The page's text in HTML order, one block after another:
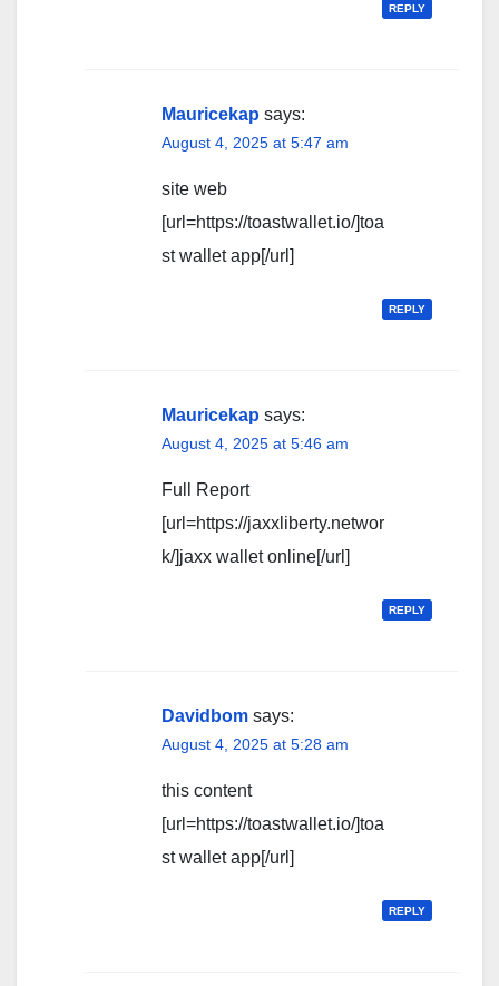
REPLY
Mauricekap says:
August 4, 2025 at 5:47 am
site web
[url=https://toastwallet.io/]toa
st wallet app[/url]
REPLY
Mauricekap says:
August 4, 2025 at 5:46 am
Full Report
[url=https://jaxxliberty.networ
k/]jaxx wallet online[/url]
REPLY
Davidbom says:
August 4, 2025 at 5:28 am
this content
[url=https://toastwallet.io/]toa
st wallet app[/url]
REPLY